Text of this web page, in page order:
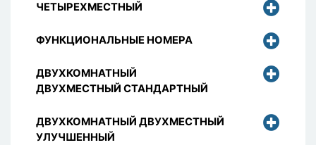
ЧЕТЫРЕХМЕСТНЫЙ
ФУНКЦИОНАЛЬНЫЕ НОМЕРА
ДВУХКОМНАТНЫЙ
ДВУХМЕСТНЫЙ СТАНДАРТНЫЙ
ДВУХКОМНАТНЫЙ ДВУХМЕСТНЫЙ
УЛУЧШЕННЫЙ